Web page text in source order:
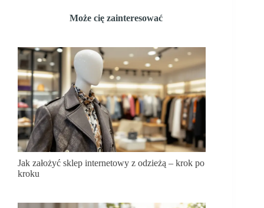
Może cię zainteresować
Jak założyć sklep internetowy z odzieżą – krok po
kroku